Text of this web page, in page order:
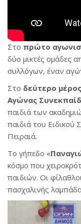
Στο πρώτο
δύο μικτές ομάδες
συλλόγων, έναν
Στο δεύτερο μέρος
Αγώνας
παιδιά των
παιδιά του Ειδικού
Πειραιά.
Το γήπεδο «
κόσμο που
παιδιών. Οι
πασχαλινής